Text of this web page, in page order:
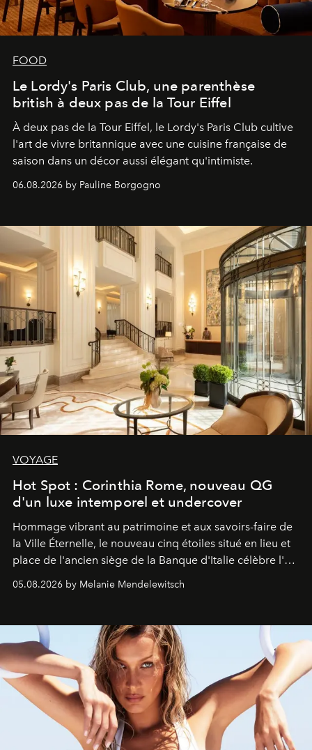
FOOD
Le Lordy's Paris Club, une parenthèse
british à deux pas de la Tour Eiffel
À deux pas de la Tour Eiffel, le Lordy's Paris Club cultive
l'art de vivre britannique avec une cuisine française de
saison dans un décor aussi élégant qu'intimiste.
06.08.2026 by Pauline Borgogno
VOYAGE
Hot Spot : Corinthia Rome, nouveau QG
d'un luxe intemporel et undercover
Hommage vibrant au patrimoine et aux savoirs-faire de
la Ville Éternelle, le nouveau cinq étoiles situé en lieu et
place de l'ancien siège de la Banque d'Italie célèbre l'art
05.08.2026 by Melanie Mendelewitsch